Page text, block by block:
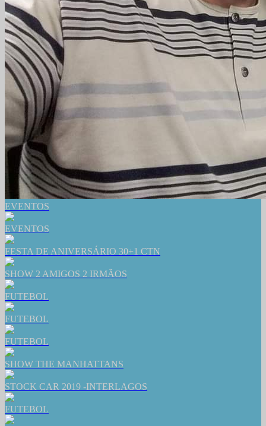
EVENTOS
EVENTOS
FESTA DE ANIVERSÁRIO 30+1 CTN
SHOW 2 AMIGOS 2 IRMÃOS
FUTEBOL
FUTEBOL
FUTEBOL
SHOW THE MANHATTANS
STOCK CAR 2019 -INTERLAGOS
FUTEBOL